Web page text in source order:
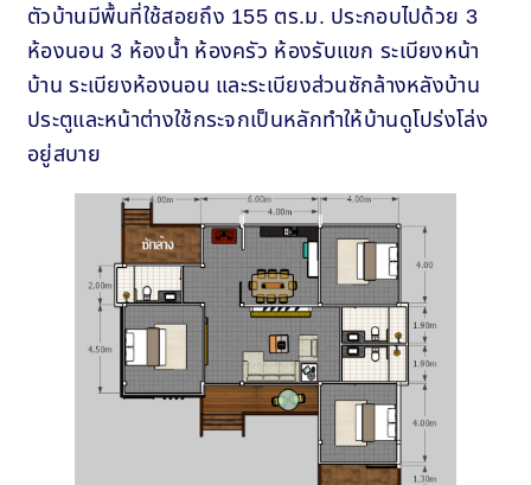
ตัวบ้านมีพื้นที่ใช้สอยถึง 155 ตร.ม. ประกอบไปด้วย 3
ห้องนอน 3 ห้องน้ำ ห้องครัว ห้องรับแขก ระเบียงหน้า
บ้าน ระเบียงห้องนอน และระเบียงส่วนซักล้างหลังบ้าน
ประตูและหน้าต่างใช้กระจกเป็นหลักทำให้บ้านดูโปร่งโล่ง
อยู่สบาย